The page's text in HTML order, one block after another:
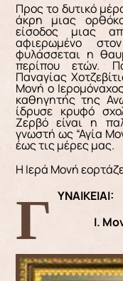
Προς το δυτικό
άκρη μιας
είσοδος μιας
αφιερωμένο
φυλάσσεται η
περίπου ετών.
Παναγίας
Μονή ο
καθηγητής της
ίδρυσε κρυφό
Ζερβό είναι η
γνωστή ως “Αγία
έως τις μέρες μας.
Η Ιερά Μονή
ΓΥΝΑΙΚΕΙΑΙ:
Ι.